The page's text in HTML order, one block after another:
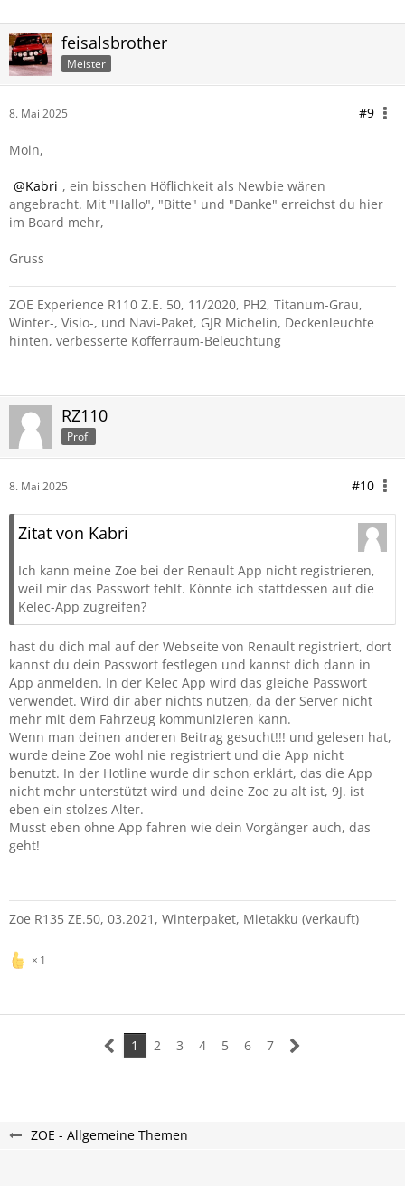
feisalsbrother
Meister
8. Mai 2025 #9
Moin,
Kabri , ein bisschen Höflichkeit als Newbie wären
angebracht. Mit "Hallo", "Bitte" und "Danke" erreichst du hier
im Board mehr,
Gruss
ZOE Experience R110 Z.E. 50, 11/2020, PH2, Titanum-Grau,
Winter-, Visio-, und Navi-Paket, GJR Michelin, Deckenleuchte
hinten, verbesserte Kofferraum-Beleuchtung
RZ110
Profi
8. Mai 2025 #10
Zitat von Kabri
Ich kann meine Zoe bei der Renault App nicht registrieren,
weil mir das Passwort fehlt. Könnte ich stattdessen auf die
Kelec-App zugreifen?
hast du dich mal auf der Webseite von Renault registriert, dort
kannst du dein Passwort festlegen und kannst dich dann in
App anmelden. In der Kelec App wird das gleiche Passwort
verwendet. Wird dir aber nichts nutzen, da der Server nicht
mehr mit dem Fahrzeug kommunizieren kann.
Wenn man deinen anderen Beitrag gesucht!!! und gelesen hat,
wurde deine Zoe wohl nie registriert und die App nicht
benutzt. In der Hotline wurde dir schon erklärt, das die App
nicht mehr unterstützt wird und deine Zoe zu alt ist, 9J. ist
eben ein stolzes Alter.
Musst eben ohne App fahren wie dein Vorgänger auch, das
geht!
Zoe R135 ZE.50, 03.2021, Winterpaket, Mietakku (verkauft)
1
1 2 3 4 5 6 7
ZOE - Allgemeine Themen